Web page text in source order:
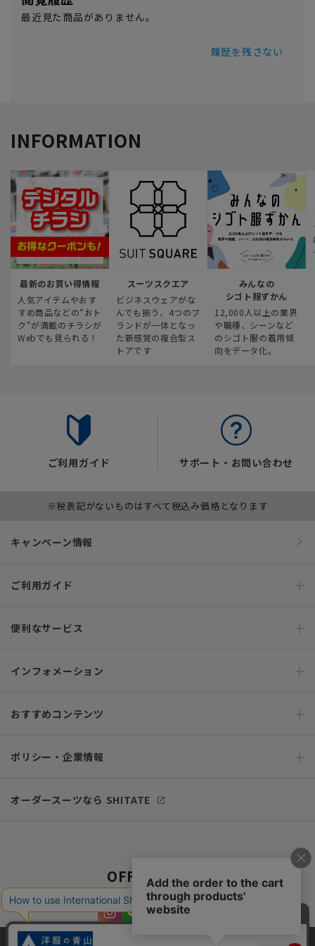
最近見た商品がありません。
履歴を残さない
INFORMATION
最新のお買い得情報
人気アイテムやおす
すめ商品などの“おト
ク“が満載のチラシが
Webでも見られる！
スーツスクエア
ビジネスウェアがな
んでも揃う、4つのブ
ランドが一体となっ
た新感覚の複合型ス
トアです
みんなの
シゴト服ずかん
12,000人以上の業界
や職種、シーンなど
のシゴト服の着用傾
向をデータ化。
ご利用ガイド サポート・お問い合わせ
※税表記がないものはすべて税込み価格となります
キャンペーン情報
ご利用ガイド
便利なサービス
インフォメーション
おすすめコンテンツ
ポリシー・企業情報
オーダースーツなら SHITATE
OFFICIAL SNS